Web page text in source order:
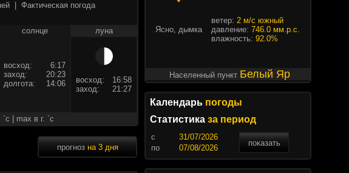
Фактическая погода
солнце луна
восход:
6:17
заход:
20:23
долгота:
14:06 восход:
16:58
заход:
21:27
| max в г. `c
прогноз на 3 дня
Ясно, дымка
ветер: 2 м/с южный
давление: 746.0 мм.р.с.
влажность: 92.0%
Населенный пункт Белый Яр
Календарь погоды
Статистика за период
c
показать
по